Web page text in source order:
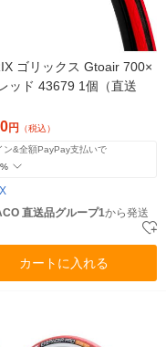
ゴリックス Gtoair 700×
ッド 43679 1個（直送
円 （税込）
ン&全額PayPay支払いで
%
直送品グループ1から発送
カートに入れる